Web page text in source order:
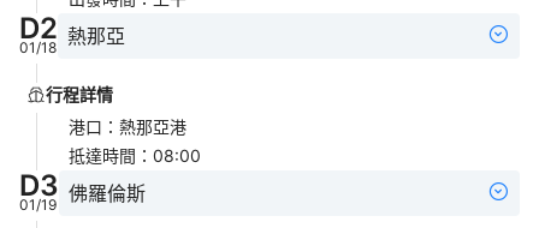
D2
01/18 熱那亞
行程詳情
港口 ： 熱那亞港
抵達時間 ： 08:00
D3
01/19 佛羅倫斯